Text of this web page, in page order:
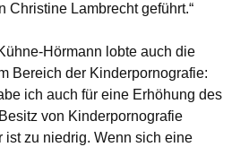
Christine Lambrecht geführt.“
Hörmann lobte auch die
Bereich der Kinderpornografie:
ich auch für eine Erhöhung des
von Kinderpornografie
ist zu niedrig. Wenn sich eine